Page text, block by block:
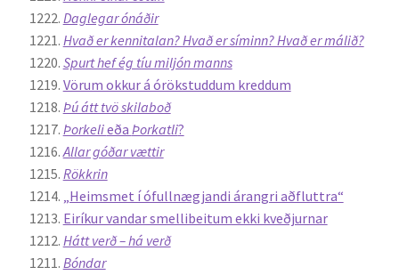
Daglegar ónáðir
Hvað er kennitalan? Hvað er síminn? Hvað er málið?
Spurt hef ég tíu miljón manns
Vörum okkur á órökstuddum kreddum
Þú átt tvö skilaboð
Þorkelieða Þorkatli?
Allar góðar vættir
Rökkrin
„Heimsmet í ófullnægjandi árangri aðfluttra“
Eiríkur vandar smellibeitum ekki kveðjurnar
Hátt verð – há verð
Bóndar